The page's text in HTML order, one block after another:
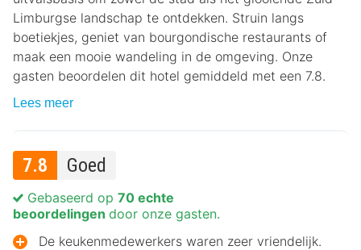
Limburgse landschap te ontdekken. Struin langs
boetiekjes, geniet van bourgondische restaurants of
maak een mooie wandeling in de omgeving. Onze
gasten beoordelen dit hotel gemiddeld met een 7.8.
Lees meer
7.8 Goed
Gebaseerd op 70 echte
beoordelingen door onze gasten.
De keukenmedewerkers waren zeer vriendelijk.